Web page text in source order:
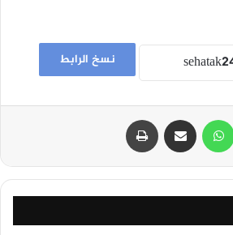
نسخ الرابط
ماسنجر واتساب مشاركة عبر البريد